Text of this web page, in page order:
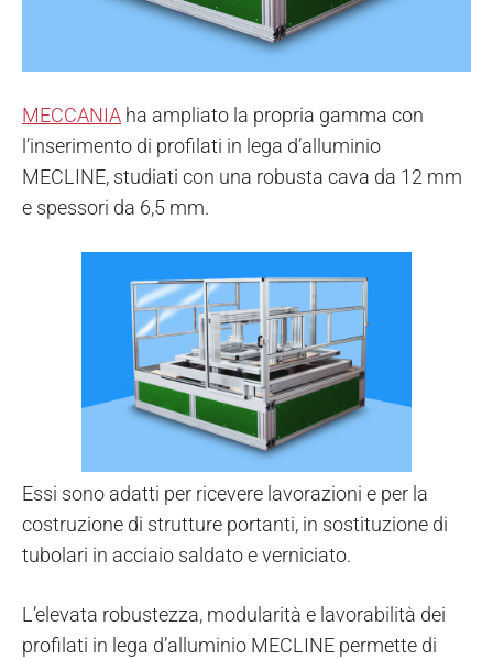
MECCANIA ha ampliato la propria gamma con
l’inserimento di profilati in lega d’alluminio
MECLINE, studiati con una robusta cava da 12 mm
e spessori da 6,5 mm.
Essi sono adatti per ricevere lavorazioni e per la
costruzione di strutture portanti, in sostituzione di
tubolari in acciaio saldato e verniciato.
L’elevata robustezza, modularità e lavorabilità dei
profilati in lega d’alluminio MECLINE permette di